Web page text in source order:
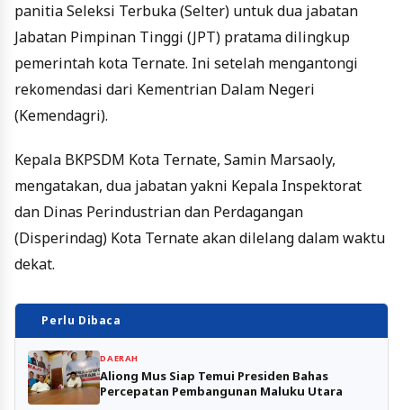
panitia Seleksi Terbuka (Selter) untuk dua jabatan
Jabatan Pimpinan Tinggi (JPT) pratama dilingkup
pemerintah kota Ternate. Ini setelah mengantongi
rekomendasi dari Kementrian Dalam Negeri
(Kemendagri).
Kepala BKPSDM Kota Ternate, Samin Marsaoly,
mengatakan, dua jabatan yakni Kepala Inspektorat
dan Dinas Perindustrian dan Perdagangan
(Disperindag) Kota Ternate akan dilelang dalam waktu
dekat.
Perlu Dibaca
DAERAH
Aliong Mus Siap Temui Presiden Bahas
Percepatan Pembangunan Maluku Utara